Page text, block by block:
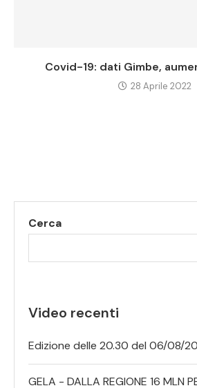
Covid-19: dati Gimbe,
28 Aprile 2022
Cerca
Video recenti
Edizione delle 20.30 del 06/08/
GELA - DALLA REGIONE 16 MLN